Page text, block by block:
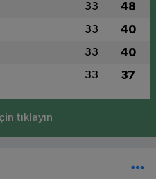
33 48
33 40
33 40
33 37
tıklayın